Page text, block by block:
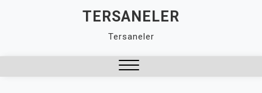
TERSANELER
Tersaneler